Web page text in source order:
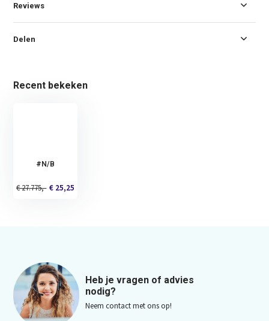
Reviews
Delen
Recent bekeken
#N/B
€ 27.775,- € 25,25
Heb je vragen of advies
nodig?
Neem contact met ons op!